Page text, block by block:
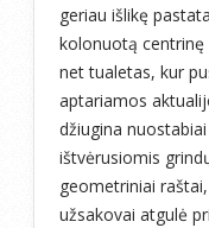
geriau išlikę
kolonuotą centrinę
net tualetas, kur
aptariamos
džiugina
ištvėrusiomis
geometriniai
užsakovai atgulė